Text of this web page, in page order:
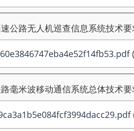
公路无人机巡查信息系统技术
毫米波移动通信系统总体技术